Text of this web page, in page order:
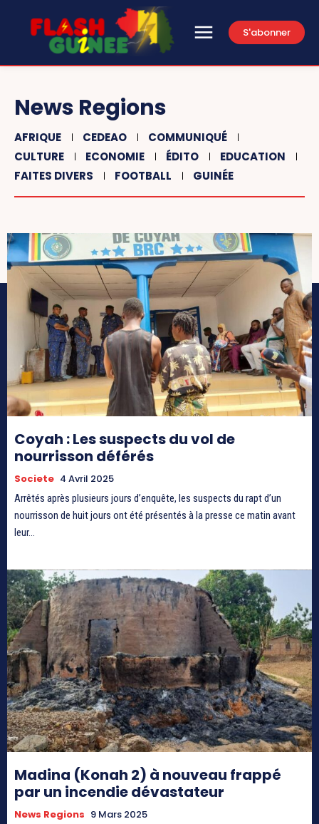
S'abonner
News Regions
AFRIQUE CEDEAO
COMMUNIQUÉ
CULTURE
ECONOMIE ÉDITO
EDUCATION
FAITES DIVERS
FOOTBALL GUINÉE
Coyah : Les suspects du vol de
nourrisson déférés
Societe 4 Avril 2025
Arrêtés après plusieurs jours d’enquête, les suspects du rapt d’un
nourrisson de huit jours ont été présentés à la presse ce matin avant
leur...
Madina (Konah 2) à nouveau frappé
par un incendie dévastateur
News Regions 9 Mars 2025